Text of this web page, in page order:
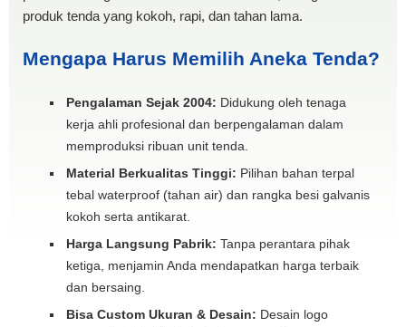
produk tenda yang kokoh, rapi, dan tahan lama.
Mengapa Harus Memilih Aneka Tenda?
Pengalaman Sejak 2004: Didukung oleh tenaga
kerja ahli profesional dan berpengalaman dalam
memproduksi ribuan unit tenda.
Material Berkualitas Tinggi: Pilihan bahan terpal
tebal waterproof (tahan air) dan rangka besi galvanis
kokoh serta antikarat.
Harga Langsung Pabrik: Tanpa perantara pihak
ketiga, menjamin Anda mendapatkan harga terbaik
dan bersaing.
Bisa Custom Ukuran & Desain: Desain logo